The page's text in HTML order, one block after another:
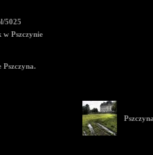
5025
w Pszczynie